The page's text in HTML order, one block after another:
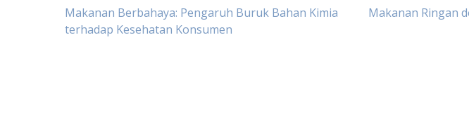
Post
Makanan Berbahaya: Pengaruh Buruk Bahan Kimia
terhadap Kesehatan Konsumen
Makanan Ringan